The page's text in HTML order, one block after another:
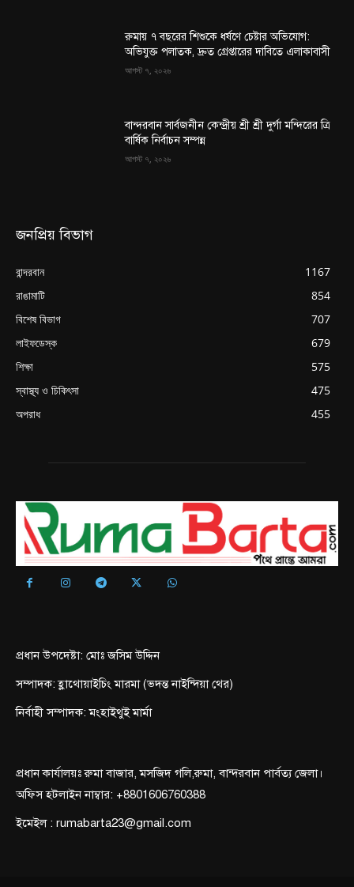
রুমায় ৭ বছরের শিশুকে ধর্ষণে চেষ্টার অভিযোগ:
অভিযুক্ত পলাতক, দ্রুত গ্রেপ্তারের দাবিতে এলাকাবাসী
আগস্ট ৭, ২০২৬
বান্দরবান সার্বজনীন কেন্দ্রীয় শ্রী শ্রী দুর্গা মন্দিরের ত্রি
বার্ষিক নির্বাচন সম্পন্ন
আগস্ট ৭, ২০২৬
জনপ্রিয় বিভাগ
বান্দরবান
1167
রাঙামাটি
854
বিশেষ বিভাগ
707
লাইফডেস্ক
679
শিক্ষা
575
স্বাস্থ্য ও চিকিৎসা
475
অপরাধ
455
প্রধান উপদেষ্টা: মোঃ জসিম উদ্দিন
সম্পাদক: হ্লাথোয়াইচিং মারমা (ভদন্ত নাইন্দিয়া থের)
নির্বাহী সম্পাদক: মংহাইথুই মার্মা
প্রধান কার্যালয়ঃ রুমা বাজার, মসজিদ গলি,রুমা, বান্দরবান পার্বত্য জেলা।
অফিস হটলাইন নাম্বার: +8801606760388
ইমেইল : rumabarta23@gmail.com